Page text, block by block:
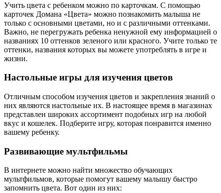
Учить цвета с ребенком можно по карточкам. С помощью
карточек Домана «Цвета» можно познакомить малыша не
только с основными цветами, но и с различными оттенками.
Важно, не перегружать ребенка ненужной ему информацией о
названиях 10 оттенков зеленого или красного. Учите только те
оттенки, названия которых вы можете употреблять в игре и
жизни.
Настольные игры для изучения цветов
Отличным способом изучения цветов и закрепления знаний о
них являются настольные их. В настоящее время в магазинах
представлен широких ассортимент подобных игр на любой
вкус и кошелек. Подберите игру, которая понравится именно
вашему ребенку.
Развивающие мультфильмы
В интернете можно найти множество обучающих
мультфильмов, которые помогут вашему малышу быстро
запомнить цвета. Вот один из них: